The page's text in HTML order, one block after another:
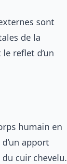
sont
de la
reflet d’un
humain en
apport
cuir chevelu.